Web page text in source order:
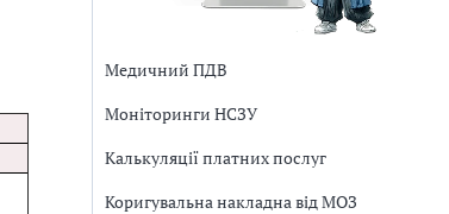
Медичний ПДВ
Моніторинги НСЗУ
Калькуляції платних послуг
Коригувальна накладна від МОЗ